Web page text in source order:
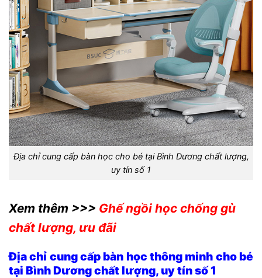
Địa chỉ cung cấp bàn học cho bé tại Bình Dương chất lượng,
uy tín số 1
Xem thêm >>> Ghế ngồi học chống gù
chất lượng, ưu đãi
Địa chỉ cung cấp bàn học thông minh cho bé
tại Bình Dương chất lượng, uy tín số 1